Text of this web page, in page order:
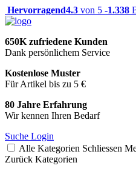
Hervorragend4.3 von 5 -1.338
650K zufriedene Kunden
Dank persönlichem Service
Kostenlose Muster
Für Artikel bis zu 5 €
80 Jahre Erfahrung
Wir kennen Ihren Bedarf
Suche Login
Alle Kategorien Schliessen
Zurück Kategorien